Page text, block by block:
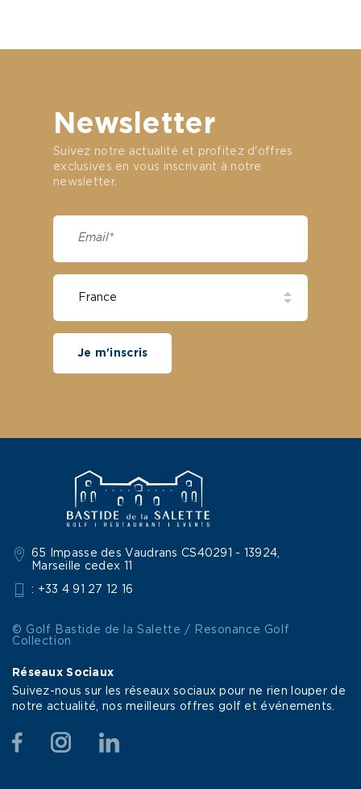
65 Impasse des Vaudrans CS40291 - 13924,
Marseille cedex 11
: +33 4 91 27 12 16
© Golf Bastide de la Salette / Resonance Golf
Collection
Réseaux Sociaux
Suivez-nous sur les réseaux sociaux pour ne rien louper de
notre actualité, nos meilleurs offres golf et événements.
FacebookInstagram
Newsletter
Suivez notre actualité et profitez d'offres
exclusives en vous inscrivant à notre
newsletter.
Je m'inscris